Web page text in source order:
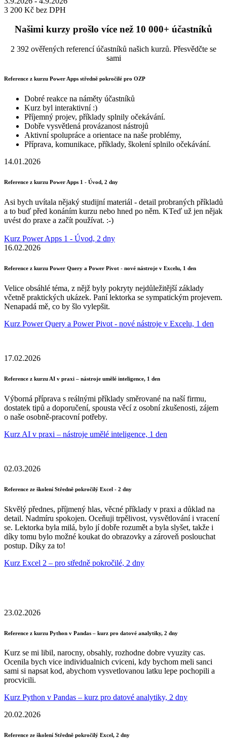
3 200 Kč bez DPH
Našimi kurzy prošlo více než 10 000+ účastníků
2 392 ověřených referencí účastníků našich kurzů. Přesvědčte se
sami
Reference z kurzu Power Apps středně pokročilé pro OZP
Dobré reakce na náměty účastníků
Kurz byl interaktivní :)
Příjemný projev, příklady splnily očekávání.
Dobře vysvětlená provázanost nástrojů
Aktivní spolupráce a orientace na naše problémy,
Příprava, komunikace, příklady, školení splnilo očekávání.
14.01.2026
Reference z kurzu Power Apps 1 - Úvod, 2 dny
Asi bych uvítala nějaký studijní materiál - detail probraných příkladů
a to buď před konáním kurzu nebo hned po něm. KTeď už jen nějak
uvést do praxe a začít používat. :-)
Kurz Power Apps 1 - Úvod, 2 dny
16.02.2026
Reference z kurzu Power Query a Power Pivot - nové nástroje v Excelu, 1 den
Velice obsáhlé téma, z nějž byly pokryty nejdůležitější základy
včetně praktických ukázek. Paní lektorka se sympatickým projevem.
Nenapadá mě, co by šlo vylepšit.
Kurz Power Query a Power Pivot - nové nástroje v Excelu, 1 den
17.02.2026
Reference z kurzu AI v praxi – nástroje umělé inteligence, 1 den
Výborná příprava s reálnými příklady směrované na naší firmu,
dostatek tipů a doporučení, spousta věcí z osobní zkušenosti, zájem
o naše osobně-pracovní potřeby.
Kurz AI v praxi – nástroje umělé inteligence, 1 den
02.03.2026
Reference ze školení Středně pokročilý Excel - 2 dny
Skvělý přednes, příjmený hlas, věcné příklady v praxi a důklad na
detail. Nadmíru spokojen. Oceňuji trpělivost, vysvětlování i vracení
se. Lektorka byla milá, bylo jí dobře rozumět a byla slyšet, takže i
díky tomu bylo možné koukat do obrazovky a zároveň poslouchat
postup. Díky za to!
Kurz Excel 2 – pro středně pokročilé, 2 dny
23.02.2026
Reference z kurzu Python v Pandas – kurz pro datové analytiky, 2 dny
Kurz se mi libil, narocny, obsahly, rozhodne dobre vyuzity cas.
Ocenila bych vice individualnich cviceni, kdy bychom meli sanci
sami si napsat kod, abychom vysvetlovanou latku lepe pochopili a
procvicili.
Kurz Python v Pandas – kurz pro datové analytiky, 2 dny
20.02.2026
Reference ze školení Středně pokročilý Excel, 2 dny